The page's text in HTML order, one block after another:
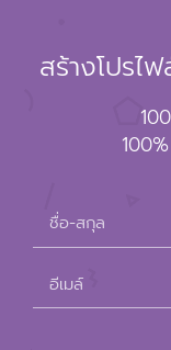
สร้างโปรไ
ชื่อ-สกุล
อีเมล์